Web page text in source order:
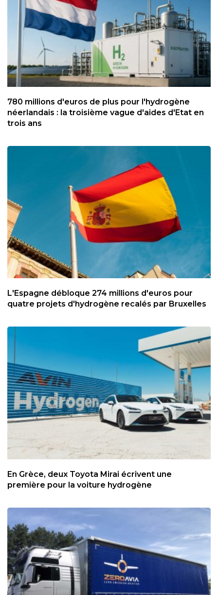
780 millions d'euros de plus pour l'hydrogène
néerlandais : la troisième vague d'aides d'Etat en
trois ans
L'Espagne débloque 274 millions d'euros pour
quatre projets d'hydrogène recalés par Bruxelles
En Grèce, deux Toyota Mirai écrivent une
première pour la voiture hydrogène